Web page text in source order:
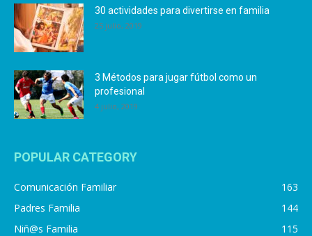
30 actividades para divertirse en familia
25 julio, 2019
3 Métodos para jugar fútbol como un
profesional
4 julio, 2019
POPULAR CATEGORY
Comunicación Familiar
163
Padres Familia
144
Niñ@s Familia
115